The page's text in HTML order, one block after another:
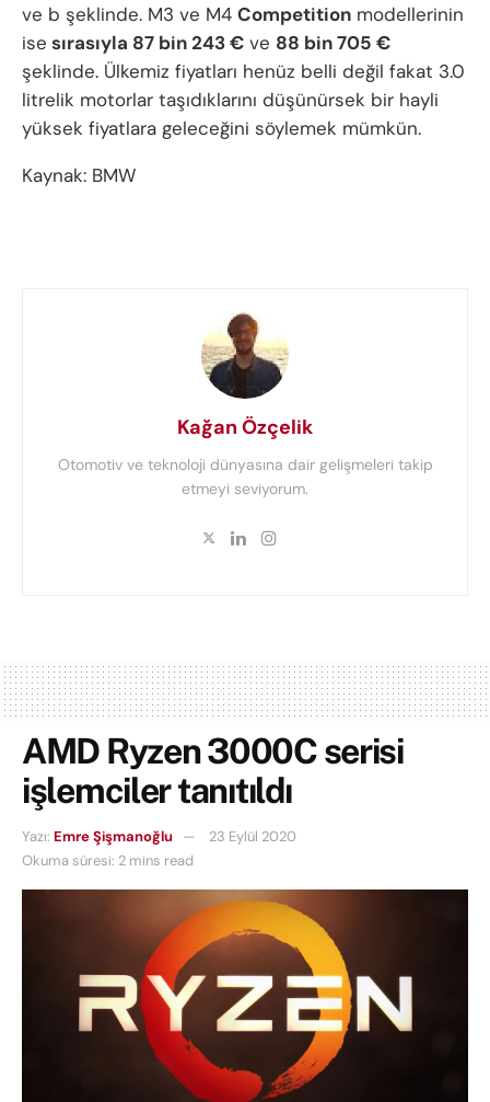
ve b şeklinde. M3 ve M4 Competition modellerinin
ise sırasıyla 87 bin 243 € ve 88 bin 705 €
şeklinde. Ülkemiz fiyatları henüz belli değil fakat 3.0
litrelik motorlar taşıdıklarını düşünürsek bir hayli
yüksek fiyatlara geleceğini söylemek mümkün.
Kaynak: BMW
Kağan Özçelik
Otomotiv ve teknoloji dünyasına dair gelişmeleri takip
etmeyi seviyorum.
AMD Ryzen 3000C serisi
işlemciler tanıtıldı
Yazı: Emre Şişmanoğlu
23 Eylül 2020
Okuma süresi: 2 mins read